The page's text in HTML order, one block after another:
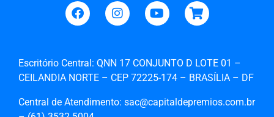
Escritório Central: QNN 17 CONJUNTO D LOTE 01 –
CEILANDIA NORTE – CEP 72225-174 – BRASÍLIA – DF
Central de Atendimento: sac@capitaldepremios.com.br